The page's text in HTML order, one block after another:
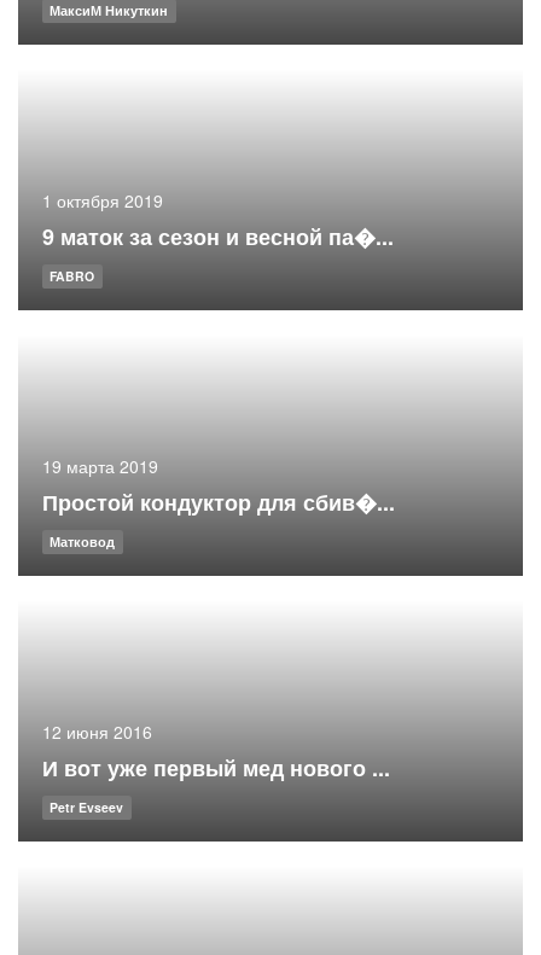
МаксиМ Никуткин
1 октября 2019
9 маток за сезон и весной па�...
FABRO
19 марта 2019
Простой кондуктор для сбив�...
Матковод
12 июня 2016
И вот уже первый мед нового ...
Petr Evseev